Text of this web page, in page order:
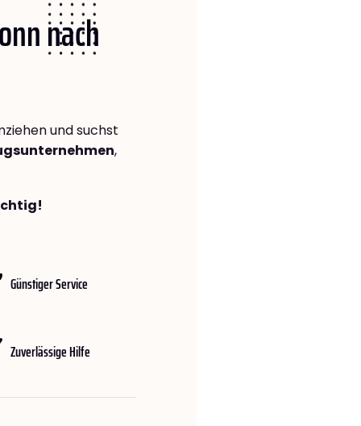
nach
und suchst
,
Günstiger Service
Zuverlässige Hilfe